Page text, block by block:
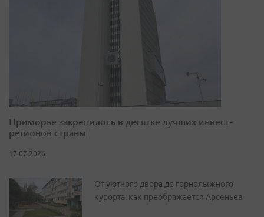
Приморье закрепилось в десятке лучших инвест-
регионов страны
17.07.2026
От уютного двора до горнолыжного
курорта: как преображается Арсеньев